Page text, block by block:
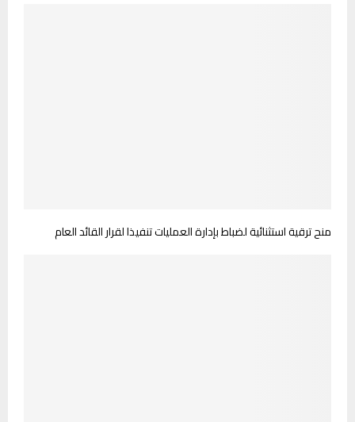
منح ترقية استثنائية لضباط بإدارة العمليات تنفيذا لقرار القائد العام